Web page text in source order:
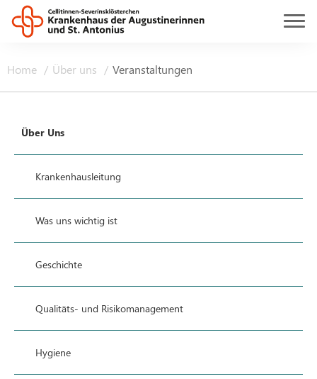
Home Über uns Veranstaltungen
Über Uns
Krankenhausleitung
Was uns wichtig ist
Geschichte
Qualitäts- und Risikomanagement
Hygiene